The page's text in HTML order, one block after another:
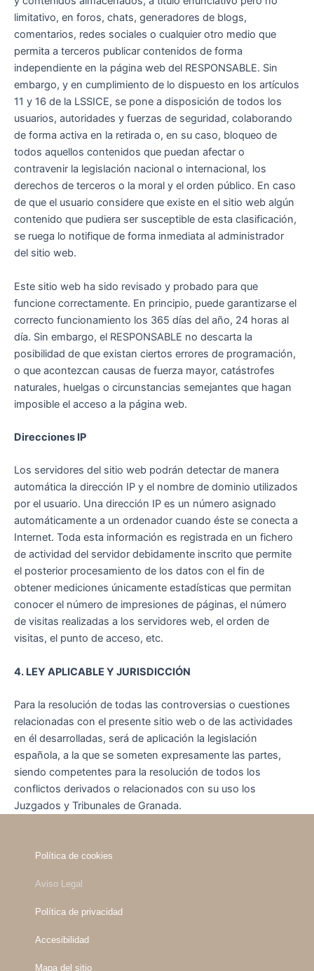
limitativo, en foros, chats, generadores de blogs,
comentarios, redes sociales o cualquier otro medio que
permita a terceros publicar contenidos de forma
independiente en la página web del RESPONSABLE. Sin
embargo, y en cumplimiento de lo dispuesto en los artículos
11 y 16 de la LSSICE, se pone a disposición de todos los
usuarios, autoridades y fuerzas de seguridad, colaborando
de forma activa en la retirada o, en su caso, bloqueo de
todos aquellos contenidos que puedan afectar o
contravenir la legislación nacional o internacional, los
derechos de terceros o la moral y el orden público. En caso
de que el usuario considere que existe en el sitio web algún
contenido que pudiera ser susceptible de esta clasificación,
se ruega lo notifique de forma inmediata al administrador
del sitio web.
Este sitio web ha sido revisado y probado para que
funcione correctamente. En principio, puede garantizarse el
correcto funcionamiento los 365 días del año, 24 horas al
día. Sin embargo, el RESPONSABLE no descarta la
posibilidad de que existan ciertos errores de programación,
o que acontezcan causas de fuerza mayor, catástrofes
naturales, huelgas o circunstancias semejantes que hagan
imposible el acceso a la página web.
Direcciones IP
Los servidores del sitio web podrán detectar de manera
automática la dirección IP y el nombre de dominio utilizados
por el usuario. Una dirección IP es un número asignado
automáticamente a un ordenador cuando éste se conecta a
Internet. Toda esta información es registrada en un fichero
de actividad del servidor debidamente inscrito que permite
el posterior procesamiento de los datos con el fin de
obtener mediciones únicamente estadísticas que permitan
conocer el número de impresiones de páginas, el número
de visitas realizadas a los servidores web, el orden de
visitas, el punto de acceso, etc.
4. LEY APLICABLE Y JURISDICCIÓN
Para la resolución de todas las controversias o cuestiones
relacionadas con el presente sitio web o de las actividades
en él desarrolladas, será de aplicación la legislación
española, a la que se someten expresamente las partes,
siendo competentes para la resolución de todos los
conflictos derivados o relacionados con su uso los
Juzgados y Tribunales de Granada.
Política de cookies
Aviso Legal
Política de privacidad
Accesibilidad
Mapa del sitio